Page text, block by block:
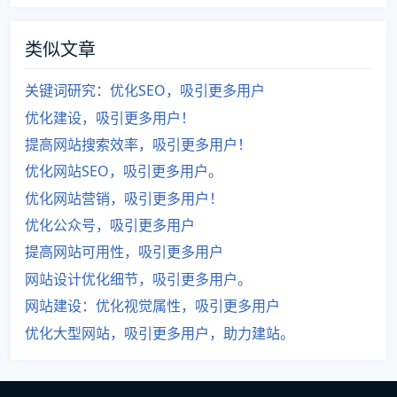
类似文章
关键词研究：优化SEO，吸引更多用户
优化建设，吸引更多用户！
提高网站搜索效率，吸引更多用户！
优化网站SEO，吸引更多用户。
优化网站营销，吸引更多用户！
优化公众号，吸引更多用户
提高网站可用性，吸引更多用户
网站设计优化细节，吸引更多用户。
网站建设：优化视觉属性，吸引更多用户
优化大型网站，吸引更多用户，助力建站。